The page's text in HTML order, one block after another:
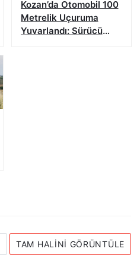
Kozan’da Otomobil 100
Metrelik Uçuruma
Yuvarlandı: Sürücü
TAM HALINI GÖRÜNTÜLE